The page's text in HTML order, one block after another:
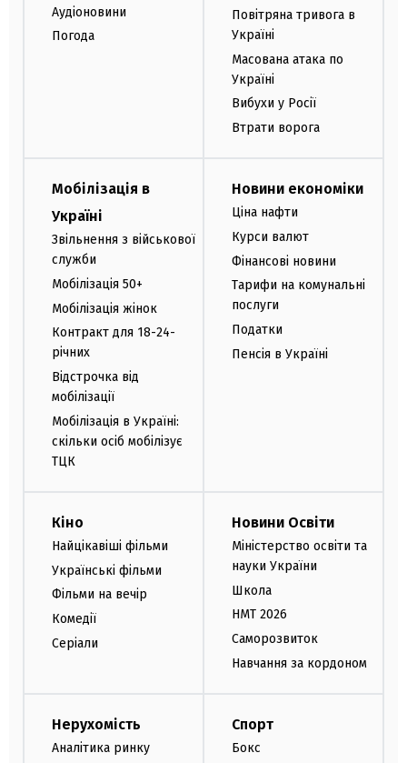
Аудіоновини
Погода
Повітряна тривога в
Україні
Масована атака по
Україні
Вибухи у Росії
Втрати ворога
Мобілізація в
Україні
Звільнення з військової
служби
Мобілізація 50+
Мобілізація жінок
Контракт для 18-24-
річних
Відстрочка від
мобілізації
Мобілізація в Україні:
скільки осіб мобілізує
ТЦК
Новини економіки
Ціна нафти
Курси валют
Фінансові новини
Тарифи на комунальні
послуги
Податки
Пенсія в Україні
Кіно
Найцікавіші фільми
Українські фільми
Фільми на вечір
Комедії
Серіали
Новини Освіти
Міністерство освіти та
науки України
Школа
НМТ 2026
Саморозвиток
Навчання за кордоном
Нерухомість
Аналітика ринку
Спорт
Бокс